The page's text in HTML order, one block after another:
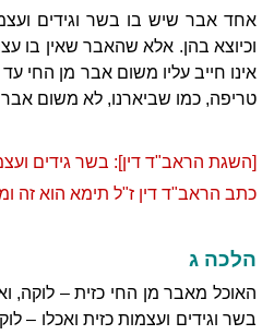
אחד אבר שיש בו בשר וגידים
וכיוצא בהן. אלא שהאבר שאין בו
אינו חייב עליו משום אבר מן החי
טריפה, כמו שביארנו, לא משום אבר
[השגת הראב"ד דין]: בשר גידים
כתב הראב"ד דין ז"ל תימא הוא זה
הלכה ג
האוכל מאבר מן החי כזית – לוקה,
בשר וגידים ועצמות כזית ואכלו